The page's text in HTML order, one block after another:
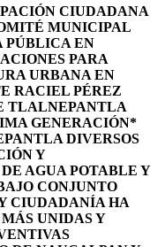
CIUDADANA
MUNICIPAL
PÚBLICA EN
PARA
URBANA EN
RACIEL PÉREZ
TLALNEPANTLA
GENERACIÓN*
DIVERSOS
Y
AGUA POTABLE Y
CONJUNTO
CIUDADANÍA HA
UNIDAS Y